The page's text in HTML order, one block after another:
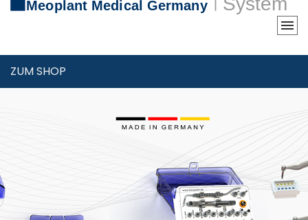
ZUM SHOP